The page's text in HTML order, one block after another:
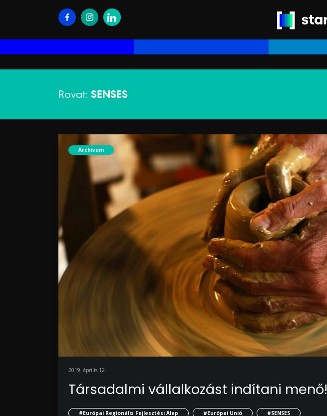
Rovat: SENSES
Archívum
2019. április 12.
Társadalmi vállalkozást indítani menő!
#Európai Regionális Fejlesztési Alap #Európai Unió #SENSES